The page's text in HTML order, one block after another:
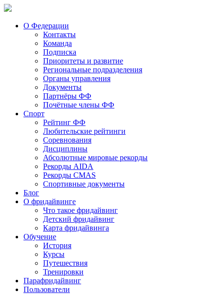
О Федерации
Контакты
Команда
Подписка
Приоритеты и развитие
Региональные подразделения
Органы управления
Документы
Партнёры ФФ
Почётные члены ФФ
Спорт
Рейтинг ФФ
Любительские рейтинги
Соревнования
Дисциплины
Абсолютные мировые рекорды
Рекорды AIDA
Рекорды CMAS
Спортивные документы
Блог
О фридайвинге
Что такое фридайвинг
Детский фридайвинг
Карта фридайвинга
Обучение
История
Курсы
Путешествия
Тренировки
Парафридайвинг
Пользователи